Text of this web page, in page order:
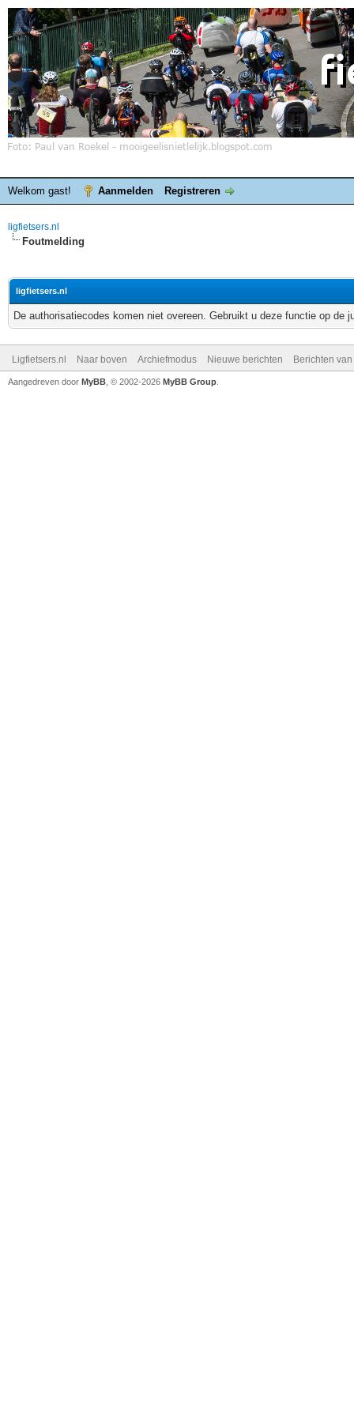
Welkom gast! Aanmelden Registreren
ligfietsers.nl
Foutmelding
ligfietsers.nl
De authorisatiecodes komen niet overeen. Gebruikt u deze functie op de
Ligfietsers.nl Naar boven Archiefmodus Nieuwe berichten Berichten
Aangedreven door MyBB , © 2002-2026 MyBB Group